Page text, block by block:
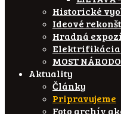
Historické
Ideové
Hradná
Elektrifikácia
MOST
Aktuality
Články
Pripravujeme
Foto archív